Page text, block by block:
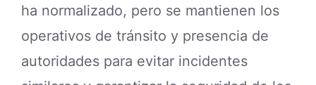
ha normalizado, pero se mantienen los
operativos de tránsito y presencia de
autoridades para evitar incidentes